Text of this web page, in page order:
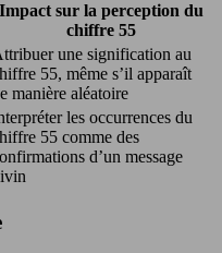
Impact sur la perception du
chiffre 55
une signification au
55, même s’il apparaît
manière aléatoire
les occurrences du
55 comme des
d’un message